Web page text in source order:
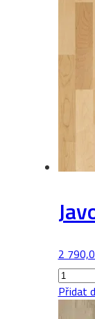
2
Javor
Přidat